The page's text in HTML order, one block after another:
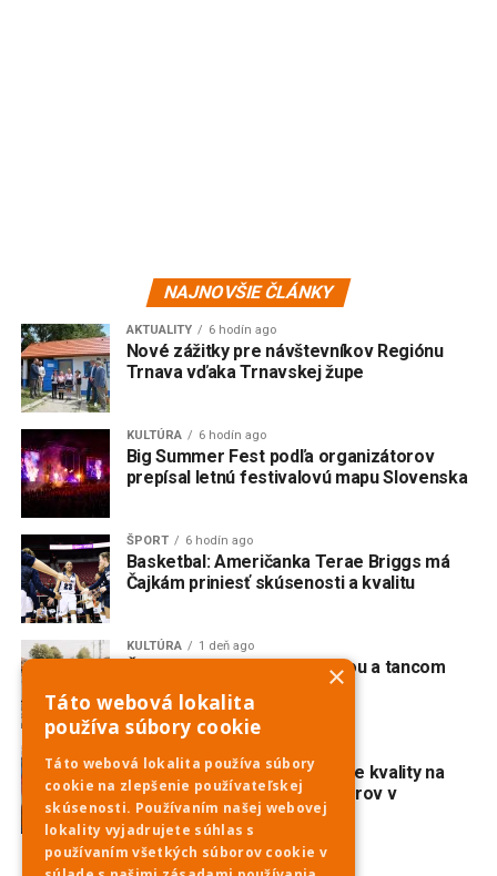
NAJNOVŠIE ČLÁNKY
AKTUALITY 6 hodín ago
Nové zážitky pre návštevníkov Regiónu
Trnava vďaka Trnavskej župe
KULTÚRA 6 hodín ago
Big Summer Fest podľa organizátorov
prepísal letnú festivalovú mapu Slovenska
ŠPORT 6 hodín ago
Basketbal: Američanka Terae Briggs má
Čajkám priniesť skúsenosti a kvalitu
KULTÚRA 1 deň ago
Červeník žije spevom, hudbou a tancom
Karolina Valko potvrdila svoje kvality na
majstrovstvách Európy juniorov v
diaľkovom plávaní
×
Táto webová lokalita
používa súbory cookie
Táto webová lokalita používa súbory
cookie na zlepšenie používateľskej
skúsenosti. Používaním našej webovej
lokality vyjadrujete súhlas s
používaním všetkých súborov cookie v